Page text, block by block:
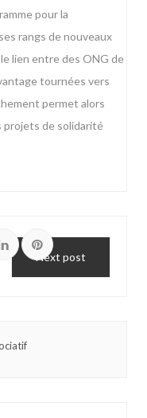
pour la
rangs de nouveaux
lien entre des ONG de
tournées vers
permet alors
projets de solidarité
Next post